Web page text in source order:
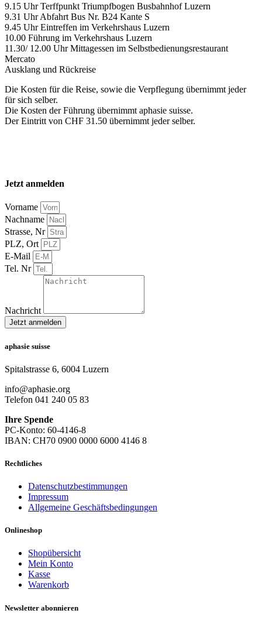
9.15 Uhr Terffpunkt Triumpfbogen Busbahnhof Luzern
9.31 Uhr Abfahrt Bus Nr. B24 Kante S
9.45 Uhr Eintreffen im Verkehrshaus Luzern
10.00 Führung im Verkehrshaus Luzern
11.30/ 12.00 Uhr Mittagessen im Selbstbedienungsrestaurant
Mercato
Ausklang und Rückreise
Die Kosten für die Reise, sowie die Verpflegung übernimmt jeder
für sich selber.
Die Kosten der Führung übernimmt aphasie suisse.
Der Eintritt von CHF 31.50 übernimmt jeder selber.
Jetzt anmelden
Vorname
Nachname
Strasse, Nr
PLZ, Ort
E-Mail
Tel. Nr
Nachricht
Jetzt anmelden
aphasie suisse
Spitalstrasse 6, 6004 Luzern
info@aphasie.org
Telefon 041 240 05 83
Ihre Spende
PC-Konto: 60-4146-8
IBAN: CH70 0900 0000 6000 4146 8
Rechtliches
Datenschutzbestimmungen
Impressum
Allgemeine Geschäftsbedingungen
Onlineshop
Shopübersicht
Mein Konto
Kasse
Warenkorb
Newsletter abonnieren